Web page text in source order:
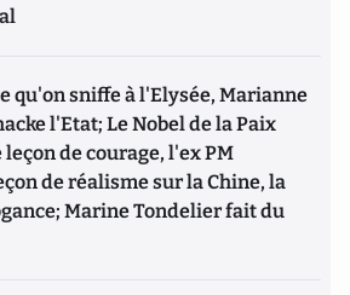
qu'on sniffe à l'Elysée, Marianne
l'Etat; Le Nobel de la Paix
de courage, l'ex PM
de réalisme sur la Chine, la
Marine Tondelier fait du